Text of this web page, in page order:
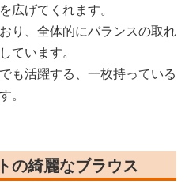
広げてくれます。
り、全体的にバランスの取れ
ています。
も活躍する、一枚持っている
。
の綺麗なブラウス